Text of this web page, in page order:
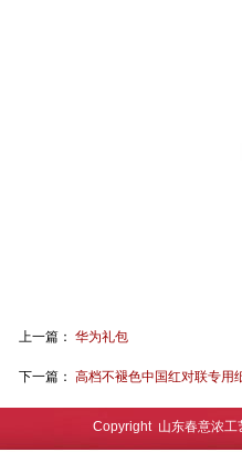
上一篇： 华为礼包
下一篇： 高档不褪色中国红对联专用
Copyright 山东春意浓